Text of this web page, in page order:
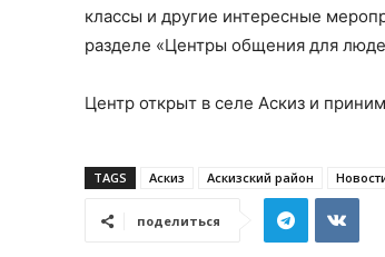
классы и другие интересные
разделе «Центры общения для
Центр открыт в селе Аскиз и
TAGS Аскиз Аскизский район
поделиться